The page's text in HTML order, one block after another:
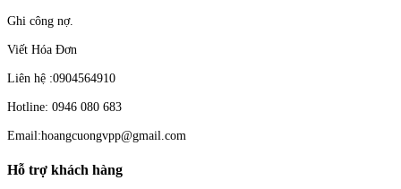
Ghi công nợ.
Viết Hóa Đơn
Liên hệ :0904564910
Hotline: 0946 080 683
Email:hoangcuongvpp@gmail.com
Hỗ trợ khách hàng